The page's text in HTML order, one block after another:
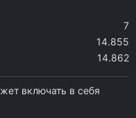
7
14.855
14.862
включать в себя